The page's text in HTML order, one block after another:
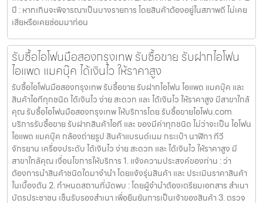
ปี : หากเกินจะพิจารณาเป็นบางรายการ โดยสินค้าต้องอยู่ในสภาพดี ไม่เคย
เสียหรือเคยซ่อมมาก่อน
รับซื้อไอโฟนมือสองกรุงเทพ รับซื้อขาย รับฝากไอโฟน
ไอแพด แมคบุ๊ค ได้เงินไว ให้ราคาสูง
รับซื้อไอโฟนมือสองกรุงเทพ รับซื้อขาย รับฝากไอโฟน ไอแพด แมคบุ๊ค และ
สินค้าไอทีทุกชนิด ได้เงินไว ง่าย สะดวก และ ได้เงินไว ให้ราคาสูง มีสาขาใกล้
คุณ รับซื้อไอโฟนมือสองกรุงเทพ ให้บริการโดย รับซื้อขายไอโฟน.com
บริการรับซื้อขาย รับฝากสินค้าไอที และ ของมีค่าทุกชนิด ไม่ว่าจะเป็น ไอโฟน
ไอแพด แมคบุ๊ค กล้องถ่ายรูป สินค้าแบรนด์เนม กระเป๋า นาฬิกา ทีวี
จักรยาน เครื่องประดับ ได้เงินไว ง่าย สะดวก และ ได้เงินไว ให้ราคาสูง มี
สาขาใกล้คุณ เงื่อนไขการให้บริการ 1. แจ้งความประสงค์ของท่าน : ว่า
ต้องการนำสินค้าชนิดใดมาจำนำ โดยแจ้งรุ่นสินค้า และ ประเมินราคาสินค้า
ในเบื้องต้น 2. กำหนดสถานที่นัดพบ : โดยผู้จำนำต้องเตรียมเอกสาร สำเนา
บัตรประชาชน เซ็นรับรองสำเนา เพื่อยืนยันการเป็นเจ้าของสินค้า 3. ตรวจ